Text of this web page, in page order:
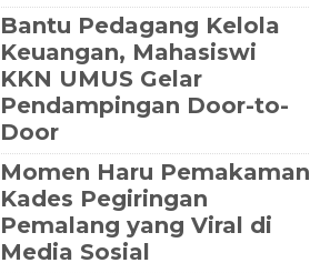
Bantu Pedagang Kelola
Keuangan, Mahasiswi
KKN UMUS Gelar
Pendampingan Door-to-
Door
Momen Haru Pemakaman
Kades Pegiringan
Pemalang yang Viral di
Media Sosial